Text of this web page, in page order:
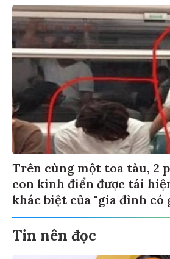
Trên cùng một toa tàu, 2
con kinh điển được tái
khác biệt của "gia đình có
Tin nên đọc